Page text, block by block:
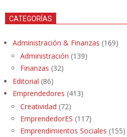
CATEGORÍAS
Administración & Finanzas (169)
Administración (139)
Finanzas (32)
Editorial (86)
Emprendedores (413)
Creatividad (72)
EmprendedorES (117)
Emprendimientos Sociales (155)